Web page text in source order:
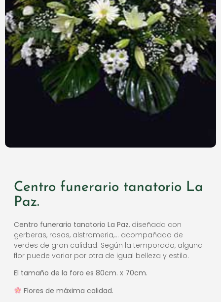
Centro funerario tanatorio La
Paz.
Centro funerario tanatorio La Paz, diseñada con
gerberas, rosas, alstromeria,… acompañada de
verdes de gran calidad. Según la temporada, alguna
flor puede variar por otra de igual belleza y estilo.
El tamaño de la foro es 80cm. x 70cm.
Flores de máxima calidad.